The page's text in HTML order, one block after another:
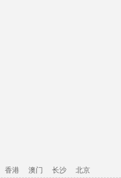
香港 澳门 长沙 北京